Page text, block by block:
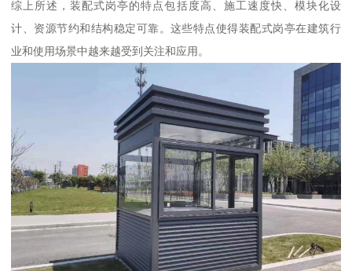
综上所述，装配式岗亭的特点包括度高、施工速度快、模块化设
计、资源节约和结构稳定可靠。这些特点使得装配式岗亭在建筑行
业和使用场景中越来越受到关注和应用。